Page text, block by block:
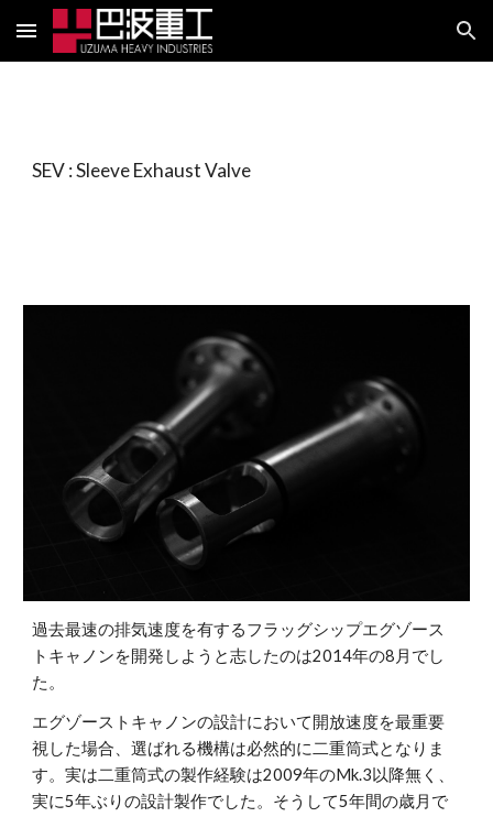
Skip to main content Skip to navigation
SEV : Sleeve Exhaust Valve
過去最速の排気速度を有するフラッグシップエグゾース
トキャノンを開発しようと志したのは2014年の8月でし
た。
エグゾーストキャノンの設計において開放速度を最重要
視した場合、選ばれる機構は必然的に二重筒式となりま
す。実は二重筒式の製作経験は2009年のMk.3以降無く、
実に5年ぶりの設計製作でした。そうして5年間の歳月で